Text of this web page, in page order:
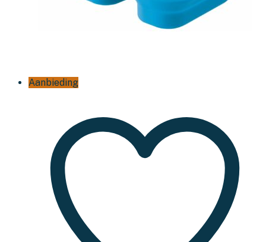
Aanbieding